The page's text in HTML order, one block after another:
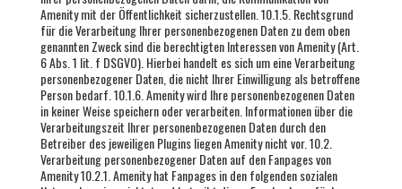
Amenity mit der Öffentlichkeit sicherzustellen. 10.1.5. Rechtsgrund
für die Verarbeitung Ihrer personenbezogenen Daten zu dem oben
genannten Zweck sind die berechtigten Interessen von Amenity (Art.
6 Abs. 1 lit. f DSGVO). Hierbei handelt es sich um eine Verarbeitung
personenbezogener Daten, die nicht Ihrer Einwilligung als betroffene
Person bedarf. 10.1.6. Amenity wird Ihre personenbezogenen Daten
in keiner Weise speichern oder verarbeiten. Informationen über die
Verarbeitungszeit Ihrer personenbezogenen Daten durch den
Betreiber des jeweiligen Plugins liegen Amenity nicht vor. 10.2.
Verarbeitung personenbezogener Daten auf den Fanpages von
Amenity 10.2.1. Amenity hat Fanpages in den folgenden sozialen